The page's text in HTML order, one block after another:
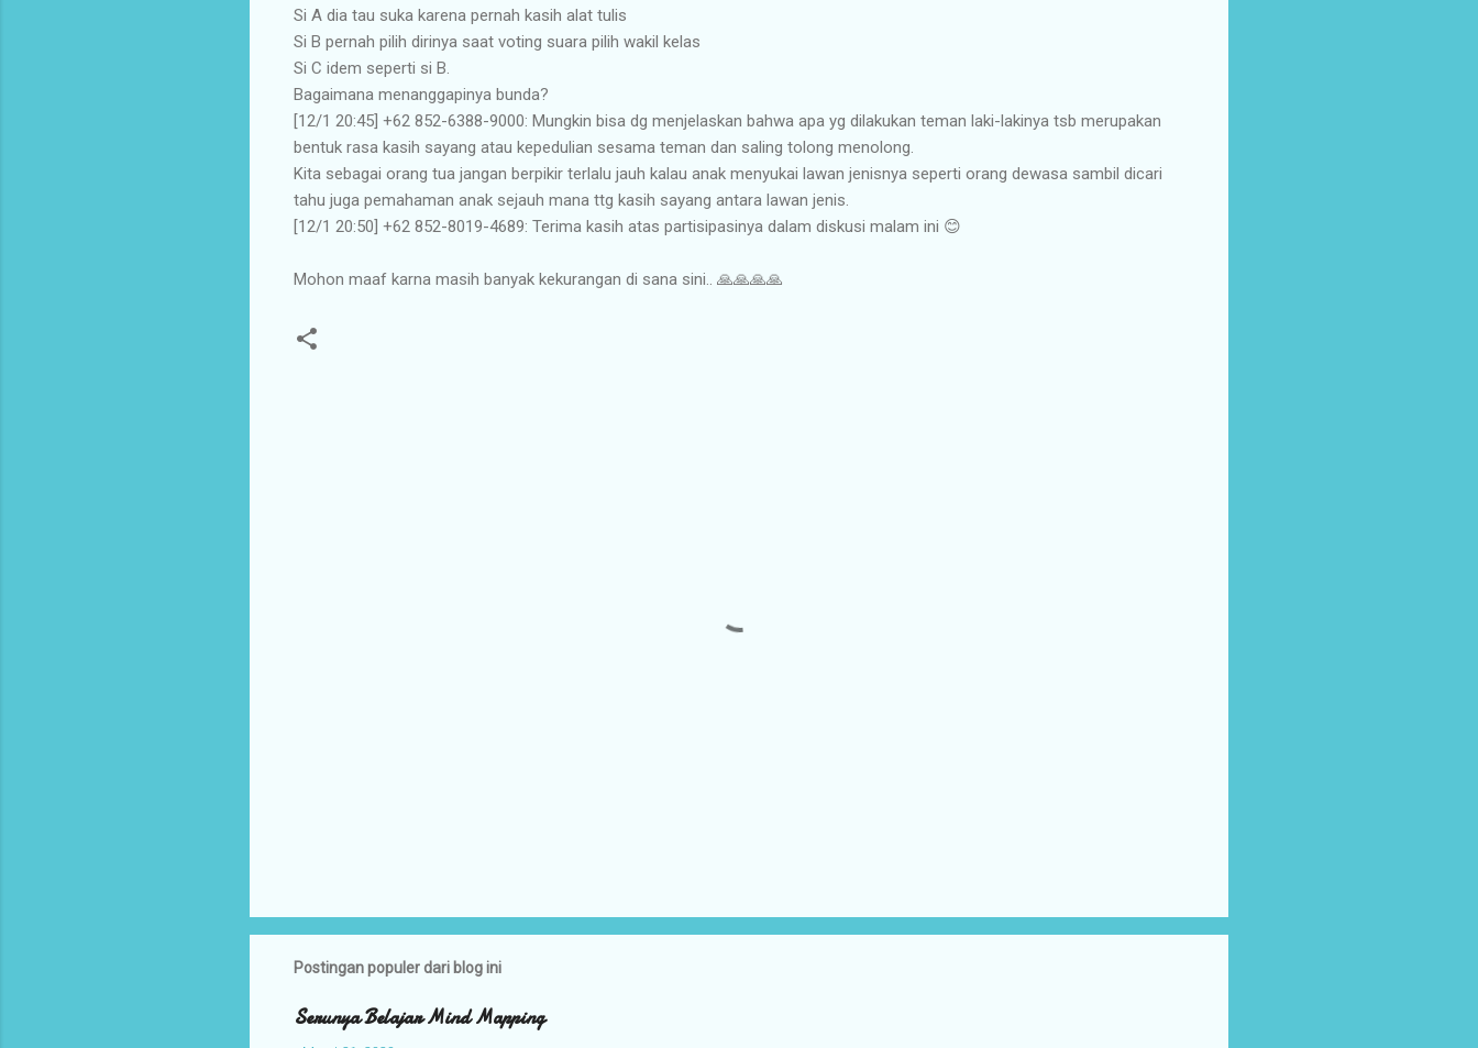
Si A dia tau suka karena pernah kasih alat tulis
Si B pernah pilih dirinya saat voting suara pilih wakil kelas
Si C idem seperti si B.
Bagaimana menanggapinya bunda?
[12/1 20:45] ‪+62 852-6388-9000‬: Mungkin bisa dg menjelaskan bahwa apa yg dilakukan teman laki-lakinya tsb merupakan
bentuk rasa kasih sayang atau kepedulian sesama teman dan saling tolong menolong.
Kita sebagai orang tua jangan berpikir terlalu jauh kalau anak menyukai lawan jenisnya seperti orang dewasa sambil dicari
tahu juga pemahaman anak sejauh mana ttg kasih sayang antara lawan jenis.
[12/1 20:50] ‪+62 852-8019-4689‬: Terima kasih atas partisipasinya dalam diskusi malam ini 😊
Mohon maaf karna masih banyak kekurangan di sana sini.. 🙏🙏🙏🙏
Postingan populer dari blog ini
Serunya Belajar Mind Mapping